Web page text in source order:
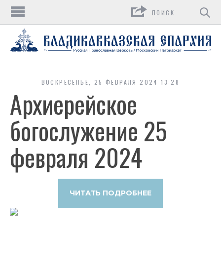
ВОСКРЕСЕНЬЕ, 25 ФЕВРАЛЯ 2024 13:28
Архиерейское
богослужение 25
февраля 2024
ЧИТАТЬ ПОДРОБНЕЕ